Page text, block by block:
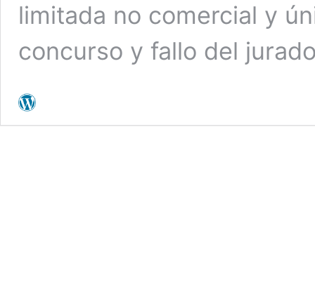
limitada no comercial y
concurso y fallo del